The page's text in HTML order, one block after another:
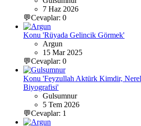
7 Haz 2026
💬Cevaplar: 0
Konu 'Rüyada Gelincik Görmek'
Argun
15 Mar 2025
💬Cevaplar: 0
Konu 'Feyzullah Aktürk Kimdir,
Biyografisi'
Gulsumnur
5 Tem 2026
💬Cevaplar: 1